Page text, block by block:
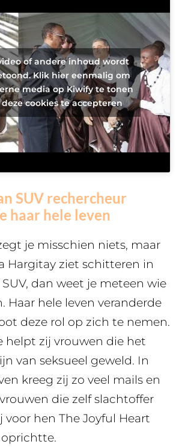
of andere inhoud wordt
Klik hier eenmalig om
media op Kiwify te tonen
cookies te accepteren
SUV rechercheur
haar hele leven
je misschien niets, maar
Hargitay ziet schitteren in
SUV, dan weet je meteen wie
Haar hele leven veranderde
deze rol op zich te nemen.
helpt zij vrouwen die het
van seksueel geweld. In
kreeg zij zo veel mails en
die zelf slachtoffer
voor hen The Joyful Heart